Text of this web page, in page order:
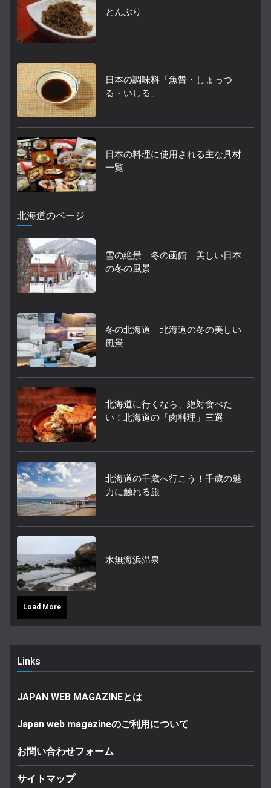
とんぶり
日本の調味料「魚醤・しょっつ
る・いしる」
日本の料理に使用される主な具材
一覧
北海道のページ
雪の絶景 冬の函館 美しい日本
の冬の風景
冬の北海道 北海道の冬の美しい
風景
北海道に行くなら、絶対食べた
い！北海道の「肉料理」三選
北海道の千歳へ行こう！千歳の魅
力に触れる旅
水無海浜温泉
Load More
Links
JAPAN WEB MAGAZINEとは
Japan web magazineのご利用について
お問い合わせフォーム
サイトマップ